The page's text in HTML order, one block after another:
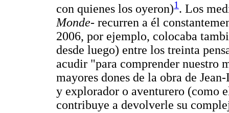
con quienes los oyeron)1. Los
Monde- recurren a él
2006, por ejemplo, colocaba
desde luego) entre los treinta
acudir "para comprender nuestro
mayores dones de la obra de
y explorador o aventurero (como
contribuye a devolverle su